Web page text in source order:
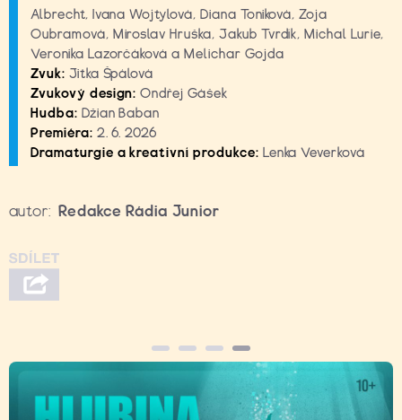
Albrecht, Ivana Wojtylová, Diana Toniková, Zoja
Oubramová, Miroslav Hruška, Jakub Tvrdík, Michal Lurie,
Veronika Lazorčáková a Melichar Gojda
Zvuk: Jitka Špálová
Zvukový design: Ondřej Gášek
Hudba: Džian Baban
Premiéra: 2. 6. 2026
Dramaturgie a kreativní produkce: Lenka Veverková
autor: Redakce Rádia Junior